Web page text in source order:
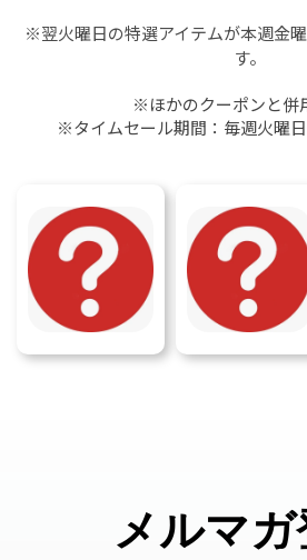
※翌火曜日の特選アイテムが本週金
す。
※ほかのクーポンと併
※タイムセール期間：毎週火曜日
メルマ